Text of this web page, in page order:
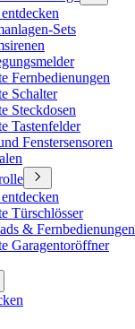
Sets
Fernbedienungen
Schalter
Steckdosen
Tastenfelder
Fenstersensoren
Türschlösser
& Fernbedienungen
Garagentoröffner